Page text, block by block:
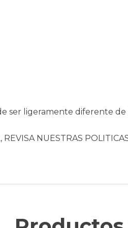
ser ligeramente diferente
NUESTRAS